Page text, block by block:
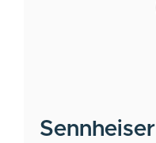
Sennheiser